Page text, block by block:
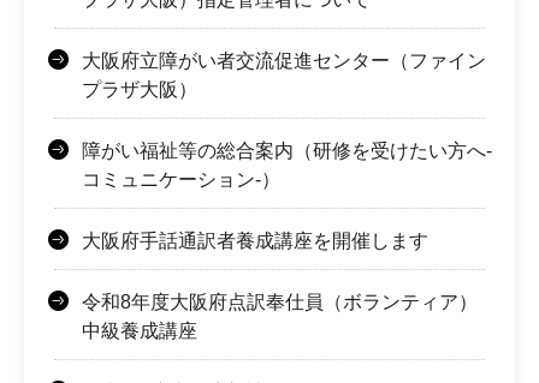
大阪府立障がい者交流促進センター（ファイン
プラザ大阪）
障がい福祉等の総合案内（研修を受けたい方へ-
コミュニケーション-）
大阪府手話通訳者養成講座を開催します
令和8年度大阪府点訳奉仕員（ボランティア）
中級養成講座